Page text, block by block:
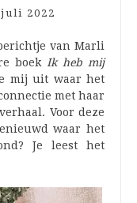
juli 2022
van Marli
boek Ik heb mij
mij uit waar het
met haar
Voor deze
waar het
Je leest het